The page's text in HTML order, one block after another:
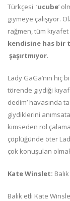
Türkçesi ‘ucube’
giymeye çalışıyor.
rağmen, tüm
kendisine has bir
şaşırtmıyor.
Lady GaGa’nın hiç
törende giydiği
dedim’ havasında
giydiklerini
kimseden rol
çöplüğünde öter
çok konuşulan
Kate Winslet:
Balık etli Kate